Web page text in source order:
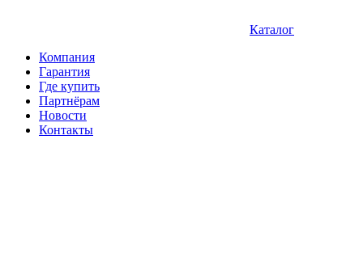
Каталог
Компания
Гарантия
Где купить
Партнёрам
Новости
Контакты